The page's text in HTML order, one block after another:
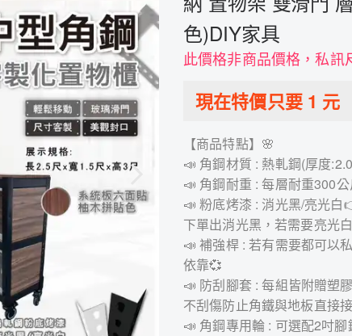
色)DIY家具
此價格非商品價格，私訊
現在特價只要 1 元
【商品特點】🌸
📣 角鋼材質 : 熱軋鋼(厚度
📣 角鋼耐重 : 每層耐重300
📣 粉底烤漆 : 消光黑/亮光
下單出消光黑，若需要亮光
📣 補強桿 : 若有需要都可以
依靠💞
📣 防刮腳套 : 每組皆附贈塑
不刮傷防止角鐵與地板直接
📣 角鋼專用輪 : 可選配2吋